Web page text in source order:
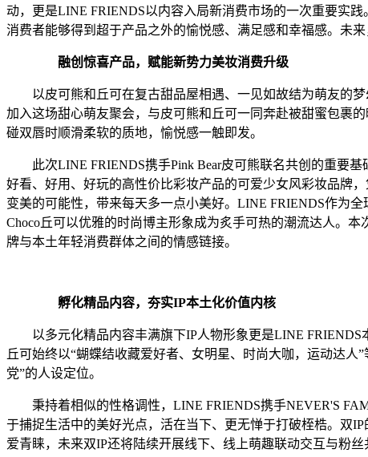
动，更是LINE FRIENDS以内容入局新消费市场的一次重要实
消费者能够得到超于产品之外的愉悦感、满足感和幸福感。未
融创惊喜产品，赋能新势力美妆消费升级
以皮可熊和丘可在复古甜品屋相遇、一见如故结为萌友的梦
加入这场甜心萌友聚会，与皮可熊和丘可一同奔赴被甜蜜包裹
碰双唇时顺滑柔软的质地，愉悦感一触即发。
此次LINE FRIENDS携手Pink Bear皮可熊联名共创的重要基
好看、好用、好玩的高性价比彩妆产品的可爱少女风彩妆品牌
变美的可能性，带来每天多一点小美好。LINE FRIENDS作为
Choco丘可以优雅的时尚博主形象成为炙手可热的潮流达人。
牌与本土年轻消费群体之间的情感链接。
孵化精品内容，夯实IP本土化价值内核
以多元化精品内容丰满旗下IP人物形象更是LINE FRIENDS
丘可始终以“蝴蝶结收藏爱好者、女明星、时尚大咖，运动达
党”的人设定位。
秉持着相似的性格调性，LINE FRIENDS携手NEVER'S
于捕捉生活中的美好光点，活在当下、更无惮于打破桎梏。双
爱青睐，未来双IP还将陆续开展线下、线上萌趣联动交互与粉丝